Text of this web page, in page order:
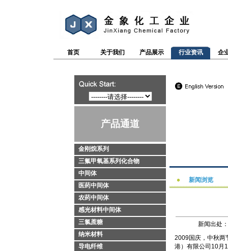
首页 关于我们 产品展示 行业资讯 企
产品通道
金刚烷系列
三氟甲氧基系列化合物
中间体
医药中间体
农药中间体
感光材料中间体
三氯蔗糖
纳米材料
导电纤维
新闻浏览
新闻出处
2009国庆，中秋两
港）有限公司10月